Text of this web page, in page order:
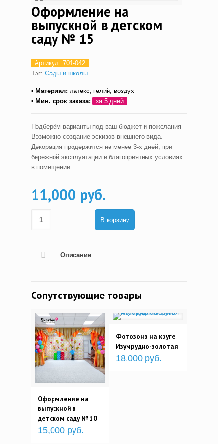
Оформление на
выпускной в детском
саду № 15
Артикул: 701-042
Тэг: Сады и школы
▪ Материал: латекс, гелий, воздух
▪ Мин. срок заказа:
за 5 дней
Подберём варианты под ваш бюджет и пожелания.
Возможно создание эскизов внешнего вида.
Декорация продержится не менее 3-х дней, при
бережной эксплуатации и благоприятных условиях
в помещении.
11,000 руб.
В корзину
Описание
Сопутствующие товары
Оформление на
выпускной в
детском саду № 10
15,000 руб.
Фотозона на круге
Изумрудно-золотая
18,000 руб.